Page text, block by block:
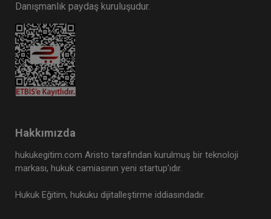
Danışmanlık paydaş kuruluşudur.
Hakkımızda
hukukegitim.com Aristo tarafından kurulmuş bir teknoloji
markası, hukuk camiasının yeni startup’ıdır.
Hukuk Eğitim, hukuku dijitalleştirme iddiasındadır.